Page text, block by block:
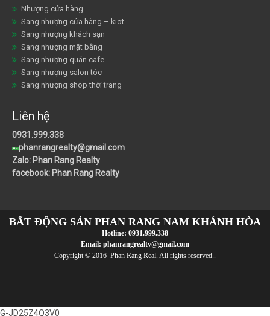
Nhượng cửa hàng
Sang nhượng cửa hàng – kiot
Sang nhượng khách sạn
Sang nhượng mặt bằng
Sang nhượng quán cafe
Sang nhượng salon tóc
Sang nhượng shop thời trang
Liên hệ
0931.999.338
phanrangrealty@gmail.com
Zalo: Phan Rang Realty
facebook: Phan Rang Realty
BẤT ĐỘNG SẢN PHAN RANG NAM KHÁNH HÒA
Hotline: 0931.999.338
Email: phanrangrealty@gmail.com
Copyright © 2016 Phan Rang Real. All rights reserved..
G-JD25Z4Q3V0